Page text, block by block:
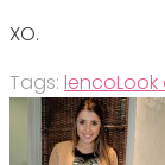
XO.
Tags: lenco